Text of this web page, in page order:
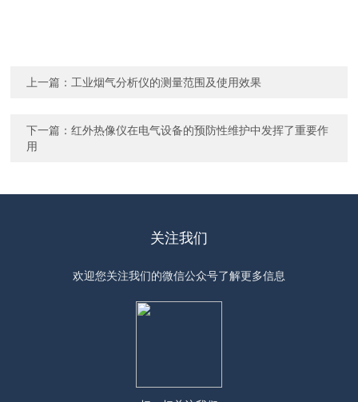
上一篇： 工业烟气分析仪的测量范围及使用效果
下一篇：红外热像仪在电气设备的预防性维护中发挥了重要作
用
关注我们
欢迎您关注我们的微信公众号了解更多信息